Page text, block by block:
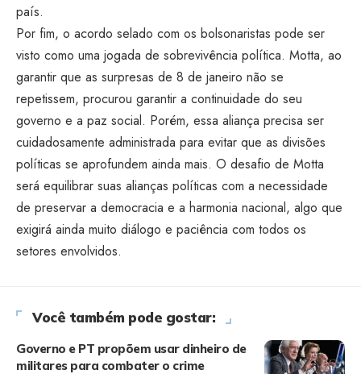
país.
Por fim, o acordo selado com os bolsonaristas pode ser
visto como uma jogada de sobrevivência política. Motta, ao
garantir que as surpresas de 8 de janeiro não se
repetissem, procurou garantir a continuidade do seu
governo e a paz social. Porém, essa aliança precisa ser
cuidadosamente administrada para evitar que as divisões
políticas se aprofundem ainda mais. O desafio de Motta
será equilibrar suas alianças políticas com a necessidade
de preservar a democracia e a harmonia nacional, algo que
exigirá ainda muito diálogo e paciência com todos os
setores envolvidos.
Você também pode gostar:
Governo e PT propõem usar dinheiro de
militares para combater o crime